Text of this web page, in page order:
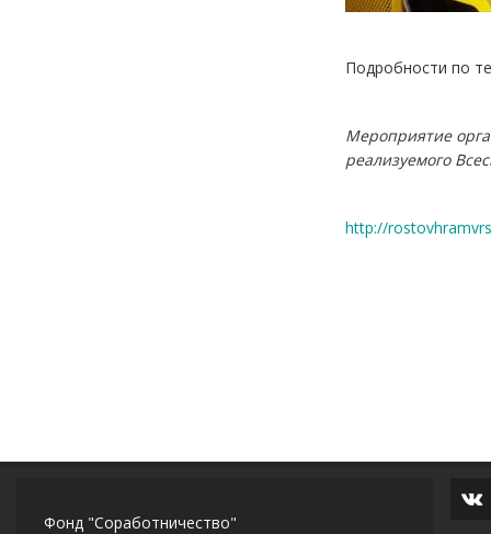
Подробности по
Мероприятие
реализуемого
http://
Фонд "Соработничество"